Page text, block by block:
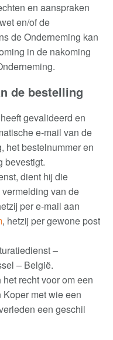
en aanspraken
en/of de
de Onderneming kan
in de nakoming
.
de bestelling
gevalideerd en
e-mail van de
het bestelnummer en
bevestigt.
dient hij die
van de
per e-mail aan
, hetzij per gewone post
–
– België.
recht voor om een
met wie een
een geschil